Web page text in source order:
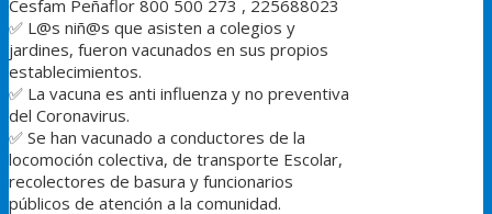
Cesfam Peñaflor ‪800 500 273 , 225688023
✅ L@s niñ@s que asisten a colegios y
jardines, fueron vacunados en sus propios
establecimientos.
✅ La vacuna es anti influenza y no preventiva
del Coronavirus.
✅ Se han vacunado a conductores de la
locomoción colectiva, de transporte Escolar,
recolectores de basura y funcionarios
públicos de atención a la comunidad.